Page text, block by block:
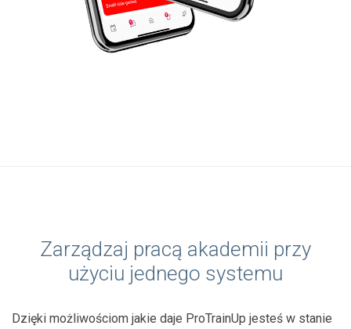
Zarządzaj pracą akademii przy
użyciu jednego systemu
Dzięki możliwościom jakie daje ProTrainUp jesteś w stanie